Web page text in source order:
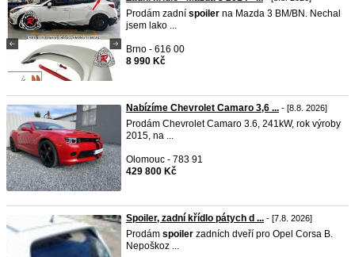
Prodám zadní spoiler na Mazda 3 BM/BN. Nechal
jsem lako ...
Brno - 616 00
8 990 Kč
Nabízíme Chevrolet Camaro 3,6 ... - [8.8. 2026]
Prodám Chevrolet Camaro 3.6, 241kW, rok výroby
2015, na ...
Olomouc - 783 91
429 800 Kč
Spoiler, zadní křídlo pátych d ... - [7.8. 2026]
Prodám spoiler zadních dveří pro Opel Corsa B.
Nepoškoz ...